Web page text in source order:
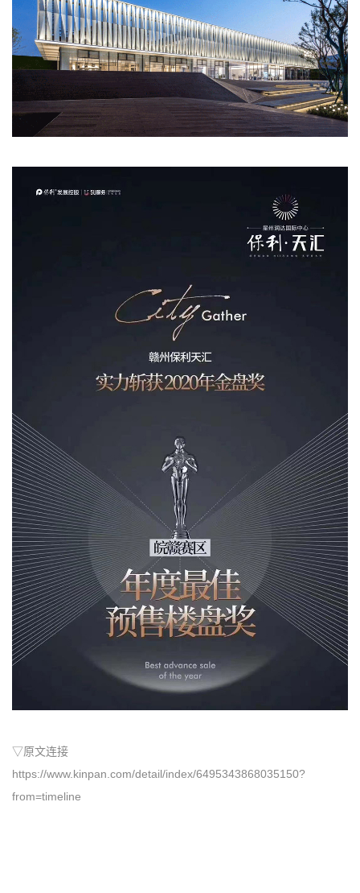
▽原文连接
https://www.kinpan.com/detail/index/6495343868035150?
from=timeline